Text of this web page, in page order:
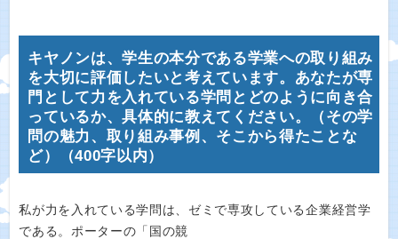
キヤノンは、学生の本分である学業への取り組み
を大切に評価したいと考えています。あなたが専
門として力を入れている学問とどのように向き合
っているか、具体的に教えてください。（その学
問の魅力、取り組み事例、そこから得たことな
ど）（400字以内）
私が力を入れている学問は、ゼミで専攻している企業経営学
である。ポーターの「国の競